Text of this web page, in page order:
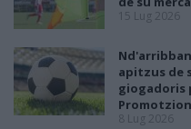
15 Lug 2026
apitzus de
giogadoris
8 Lug 2026